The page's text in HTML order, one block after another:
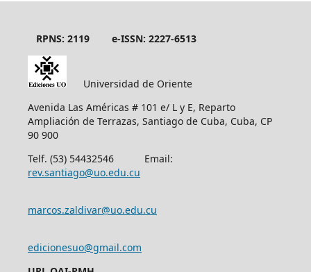
RPNS: 2119 e-ISSN: 2227-6513
Universidad de Oriente
Avenida Las Américas # 101 e/ L y E, Reparto
Ampliación de Terrazas, Santiago de Cuba, Cuba, CP
90 900
Telf. (53) 54432546 Email:
rev.santiago@uo.edu.cu
marcos.zaldivar@uo.edu.cu
edicionesuo@gmail.com